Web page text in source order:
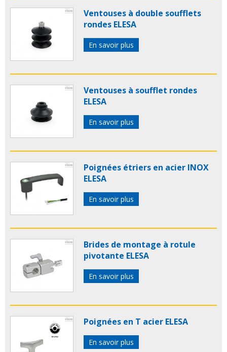
Ventouses à double soufflets
rondes ELESA
En savoir plus
Ventouses à soufflet rondes
ELESA
En savoir plus
Poignées étriers en acier INOX
ELESA
En savoir plus
Brides de montage à rotule
pivotante ELESA
En savoir plus
Poignées en T acier ELESA
En savoir plus